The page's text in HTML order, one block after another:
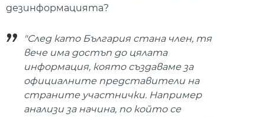
дезинформацията?
"След като България стана член, тя
вече има достъп до цялата
информация, която създаваме за
официалните представители на
страните участнички. Например
анализи за начина, по който се